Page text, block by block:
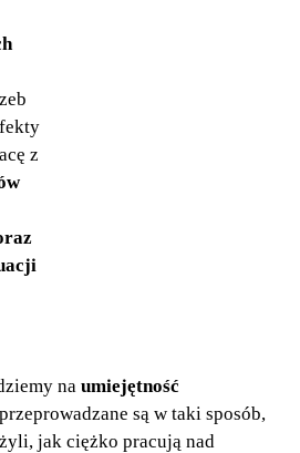
z
na umiejętność
są w taki sposób,
jak ciężko pracują nad